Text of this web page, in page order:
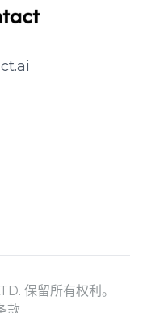
保留所有权利。
款